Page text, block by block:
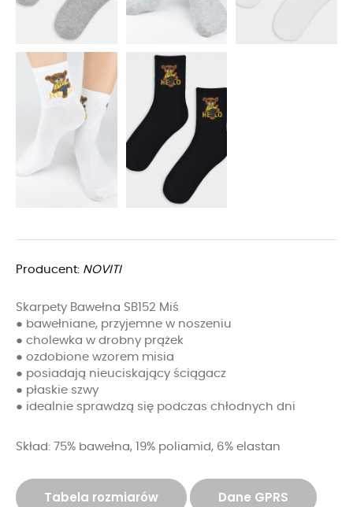
Producent: NOVITI
Skarpety Bawełna SB152 Miś
● bawełniane, przyjemne w noszeniu
● cholewka w drobny prążek
● ozdobione wzorem misia
● posiadają nieuciskający ściągacz
● płaskie szwy
● idealnie sprawdzą się podczas chłodnych dni
Skład: 75% bawełna, 19% poliamid, 6% elastan
Tabela rozmiarów Dane GPRS